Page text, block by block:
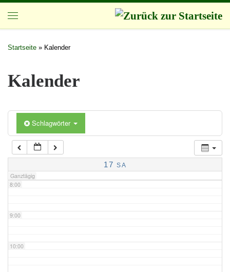
Zum Inhalt springen
Startseite » Kalender
Kalender
Schlagwörter
17 SA
Ganztägig
3:00
7:00
8:00
9:00
10:00